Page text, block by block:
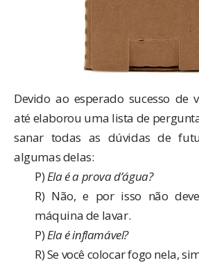
Devido ao esperado sucesso de
até elaborou uma lista de
sanar todas as dúvidas de
algumas delas:
P)Ela é a prova d’água?
R) Não, e por isso não
máquina de lavar.
P)Ela é inflamável?
R) Se você colocar fogo nela,